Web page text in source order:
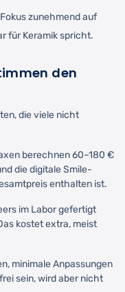
zunehmend auf
für Keramik spricht.
den
die viele nicht
berechnen 60–180 €
die digitale Smile-
enthalten ist.
im Labor gefertigt
kostet extra, meist
minimale Anpassungen
sein, wird aber nicht